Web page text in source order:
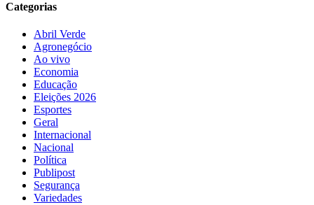
Categorias
Abril Verde
Agronegócio
Ao vivo
Economia
Educação
Eleições 2026
Esportes
Geral
Internacional
Nacional
Política
Publipost
Segurança
Variedades